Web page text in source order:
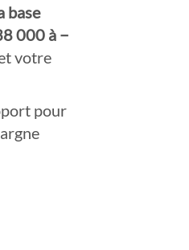
base
000 à −
votre
pour